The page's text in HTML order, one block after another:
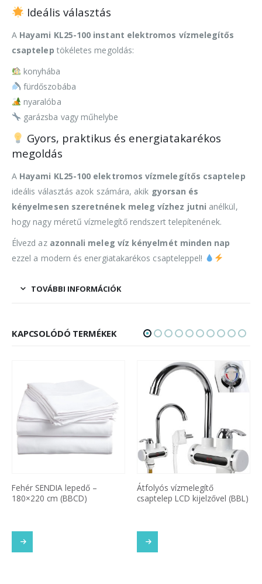
Ideális választás
A Hayami KL25-100 instant elektromos vízmelegítős
csaptelep tökéletes megoldás:
konyhába
fürdőszobába
nyaralóba
garázsba vagy műhelybe
Gyors, praktikus és energiatakarékos
megoldás
A Hayami KL25-100 elektromos vízmelegítős csaptelep
ideális választás azok számára, akik gyorsan és
kényelmesen szeretnének meleg vízhez jutni anélkül,
hogy nagy méretű vízmelegítő rendszert telepítenének.
Élvezd az azonnali meleg víz kényelmét minden nap
ezzel a modern és energiatakarékos csapteleppel!
TOVÁBBI INFORMÁCIÓK
KAPCSOLÓDÓ TERMÉKEK
Fehér SENDIA lepedő –
180×220 cm (BBCD)
Átfolyós vízmelegítő
csaptelep LCD kijelzővel (BBL)